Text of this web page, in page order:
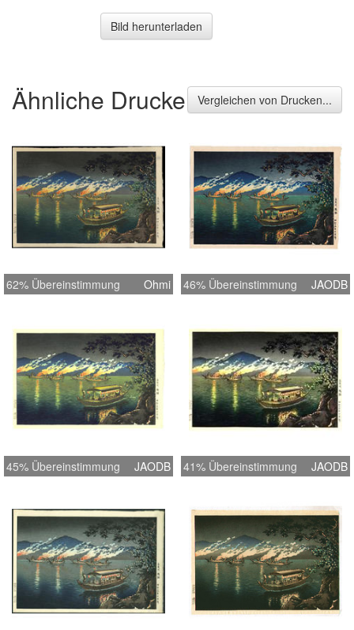
Bild herunterladen
Ähnliche Drucke Vergleichen von Drucken...
62% Übereinstimmung Ohmi 46% Übereinstimmung JAODB
45% Übereinstimmung JAODB 41% Übereinstimmung JAODB